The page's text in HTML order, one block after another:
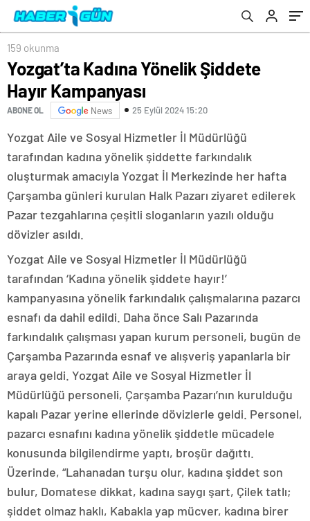
159 okunma
Yozgat’ta Kadına Yönelik Şiddete
Hayır Kampanyası
ABONE OL News 25 Eylül 2024 15:20
Yozgat Aile ve Sosyal Hizmetler İl Müdürlüğü
tarafından kadına yönelik şiddette farkındalık
oluşturmak amacıyla Yozgat İl Merkezinde her hafta
Çarşamba günleri kurulan Halk Pazarı ziyaret edilerek
Pazar tezgahlarına çeşitli sloganların yazılı olduğu
dövizler asıldı.
Yozgat Aile ve Sosyal Hizmetler İl Müdürlüğü
tarafından ‘Kadına yönelik şiddete hayır!’
kampanyasına yönelik farkındalık çalışmalarına pazarcı
esnafı da dahil edildi. Daha önce Salı Pazarında
farkındalık çalışması yapan kurum personeli, bugün de
Çarşamba Pazarında esnaf ve alışveriş yapanlarla bir
araya geldi. Yozgat Aile ve Sosyal Hizmetler İl
Müdürlüğü personeli, Çarşamba Pazarı’nın kurulduğu
kapalı Pazar yerine ellerinde dövizlerle geldi. Personel,
pazarcı esnafını kadına yönelik şiddetle mücadele
konusunda bilgilendirme yaptı, broşür dağıttı.
Üzerinde, “Lahanadan turşu olur, kadına şiddet son
bulur, Domatese dikkat, kadına saygı şart, Çilek tatlı;
şiddet olmaz haklı, Kabakla yap mücver, kadına birer